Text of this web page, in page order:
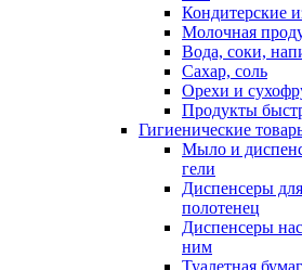
Кондитерские
Молочная
Вода, соки,
Сахар, соль
Орехи и
Продукты
Гигиенические
Мыло и
гели
Диспенсеры
полотенец
Диспенсеры
ним
Туалетная